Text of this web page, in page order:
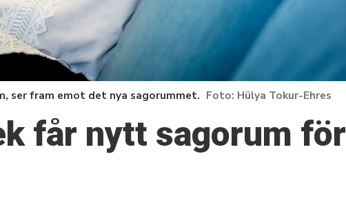
ser fram emot det nya sagorummet. Hülya Tokur-Ehres
får nytt sagorum för